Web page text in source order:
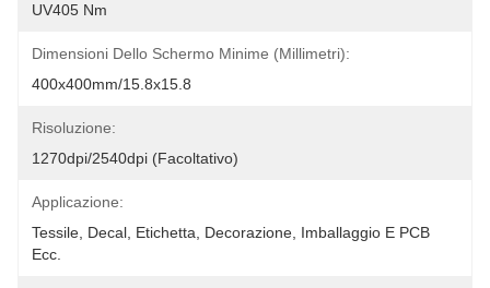
UV405 Nm
Dimensioni Dello Schermo Minime (millimetri):
400x400mm/15.8x15.8
Risoluzione:
1270dpi/2540dpi (facoltativo)
Applicazione:
Tessile, Decal, Etichetta, Decorazione, Imballaggio E PCB
Ecc.